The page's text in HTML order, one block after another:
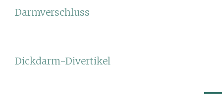
Darmverschluss
Dickdarm-Divertikel